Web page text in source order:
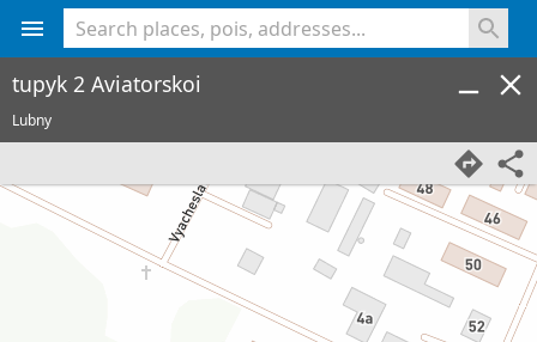
tupyk 2 Aviatorskoi
Lubny
<% console.log(hcard) %>